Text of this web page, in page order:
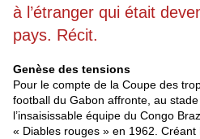
à l’étranger qui était
pays. Récit.
Genèse des tensions
Pour le compte de la Coupe des
football du Gabon affronte, au
l’insaisissable équipe du Congo
« Diables rouges » en 1962.